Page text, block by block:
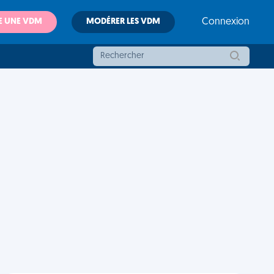
UNE VDM MODÉRER LES VDM Connexion